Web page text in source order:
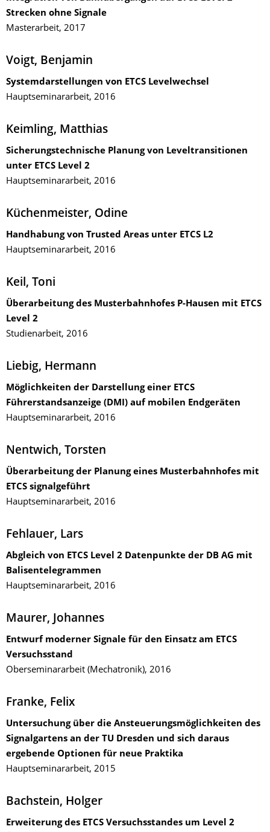
Strecken ohne Signale
Masterarbeit, 2017
Voigt, Benjamin
Systemdarstellungen von ETCS Levelwechsel
Hauptseminararbeit, 2016
Keimling, Matthias
Sicherungstechnische Planung von Leveltransitionen
unter ETCS Level 2
Hauptseminararbeit, 2016
Küchenmeister, Odine
Handhabung von Trusted Areas unter ETCS L2
Hauptseminararbeit, 2016
Keil, Toni
Überarbeitung des Musterbahnhofes P-Hausen mit ETCS
Level 2
Studienarbeit, 2016
Liebig, Hermann
Möglichkeiten der Darstellung einer ETCS
Führerstandsanzeige (DMI) auf mobilen Endgeräten
Hauptseminararbeit, 2016
Nentwich, Torsten
Überarbeitung der Planung eines Musterbahnhofes mit
ETCS signalgeführt
Hauptseminararbeit, 2016
Fehlauer, Lars
Abgleich von ETCS Level 2 Datenpunkte der DB AG mit
Balisentelegrammen
Hauptseminararbeit, 2016
Maurer, Johannes
Entwurf moderner Signale für den Einsatz am ETCS
Versuchsstand
Oberseminararbeit (Mechatronik), 2016
Franke, Felix
Untersuchung über die Ansteuerungsmöglichkeiten des
Signalgartens an der TU Dresden und sich daraus
ergebende Optionen für neue Praktika
Hauptseminararbeit, 2015
Bachstein, Holger
Erweiterung des ETCS Versuchsstandes um Level 2